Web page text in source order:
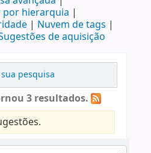
por hierarquia
Nuvem de tags
de aquisição
pesquisa
3 resultados.